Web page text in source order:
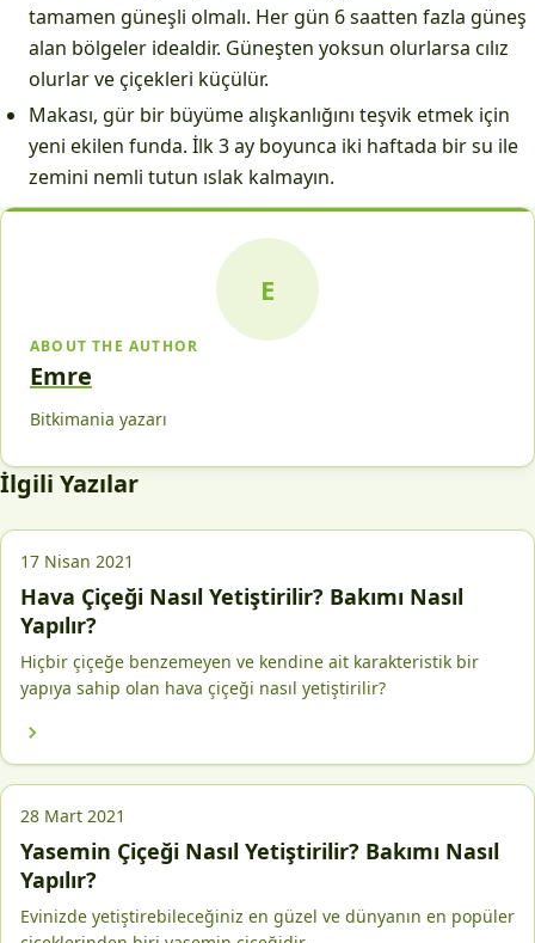
tamamen güneşli olmalı. Her gün 6 saatten fazla güneş
alan bölgeler idealdir. Güneşten yoksun olurlarsa cılız
olurlar ve çiçekleri küçülür.
Makası, gür bir büyüme alışkanlığını teşvik etmek için
yeni ekilen funda. İlk 3 ay boyunca iki haftada bir su ile
zemini nemli tutun ıslak kalmayın.
E
ABOUT THE AUTHOR
Emre
Bitkimania yazarı
İlgili Yazılar
17 Nisan 2021
Hava Çiçeği Nasıl Yetiştirilir? Bakımı Nasıl
Yapılır?
Hiçbir çiçeğe benzemeyen ve kendine ait karakteristik bir
yapıya sahip olan hava çiçeği nasıl yetiştirilir?
28 Mart 2021
Yasemin Çiçeği Nasıl Yetiştirilir? Bakımı Nasıl
Yapılır?
Evinizde yetiştirebileceğiniz en güzel ve dünyanın en popüler